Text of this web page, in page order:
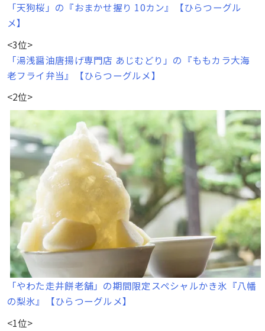
「天狗桜」の『おまかせ握り 10カン』【ひらつーグル
メ】
<3位>
「湯浅醤油唐揚げ専門店 あじむどり」の『ももカラ大海
老フライ弁当』【ひらつーグルメ】
<2位>
「やわた走井餅老舗」の期間限定スペシャルかき氷『八幡
の梨氷』【ひらつーグルメ】
<1位>